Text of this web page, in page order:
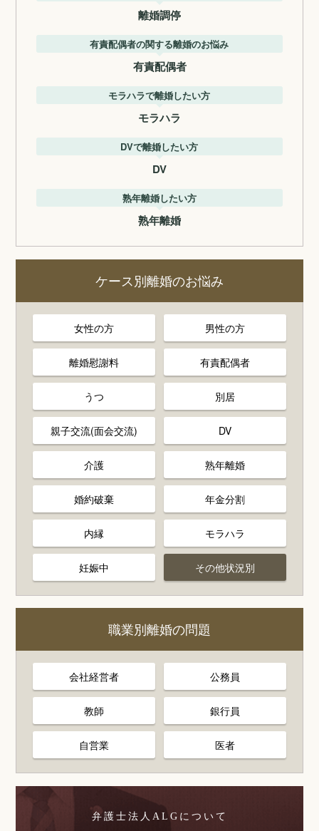
離婚調停
有責配偶者の関する離婚のお悩み
有責配偶者
モラハラで離婚したい方
モラハラ
DVで離婚したい方
DV
熟年離婚したい方
熟年離婚
ケース別離婚のお悩み
女性の方 男性の方
離婚慰謝料 有責配偶者
うつ 別居
親子交流(面会交流) DV
介護 熟年離婚
婚約破棄 年金分割
内縁 モラハラ
妊娠中 その他状況別
職業別離婚の問題
会社経営者 公務員
教師 銀行員
自営業 医者
弁護士法人ALGについて